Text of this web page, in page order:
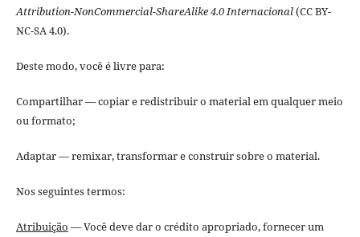
Attribution-NonCommercial-ShareAlike 4.0 Internacional(CC BY-
NC-SA 4.0).
Deste modo, você é livre para:
Compartilhar — copiar e redistribuir o material em qualquer meio
ou formato;
Adaptar — remixar, transformar e construir sobre o material.
Nos seguintes termos:
Atribuição — Você deve dar o crédito apropriado, fornecer um